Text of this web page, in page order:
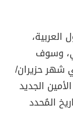
وسوف
شهر حزيران/
الأمين الجديد
المُحدد